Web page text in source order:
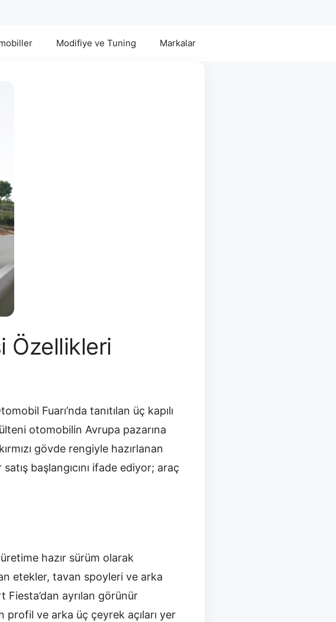
Modifiye ve Tuning Markalar
Özellikleri
Fuarı’nda tanıtılan üç kapılı
otomobilin Avrupa pazarına
gövde rengiyle hazırlanan
başlangıcını ifade ediyor; araç
hazır sürüm olarak
etekler, tavan spoyleri ve arka
ayrılan görünür
ve arka üç çeyrek açıları yer